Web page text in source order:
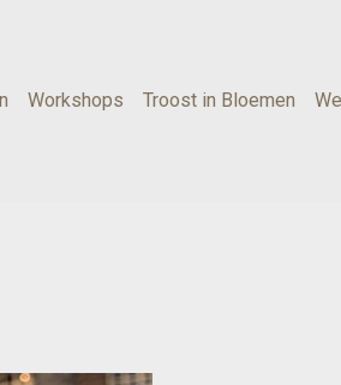
Workshops Troost in Bloemen